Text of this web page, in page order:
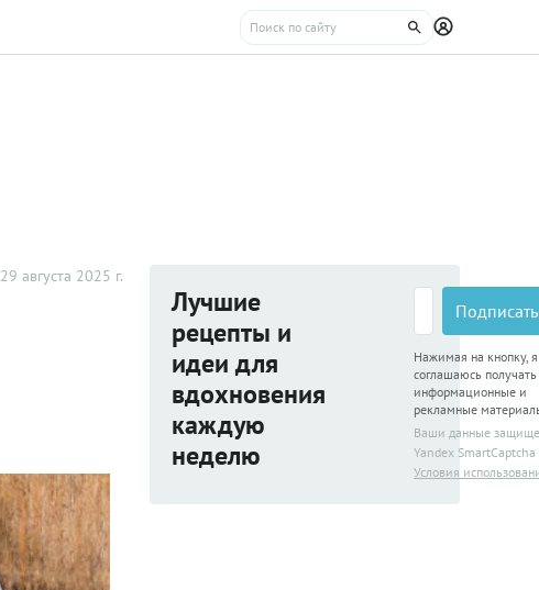
29 августа 2025 г.
Лучшие
рецепты и
идеи для
вдохновения
каждую
неделю
Нажимая на кнопку, я
соглашаюсь получать
информационные и
рекламные
Ваши данные
Yandex SmartCaptcha
Условия